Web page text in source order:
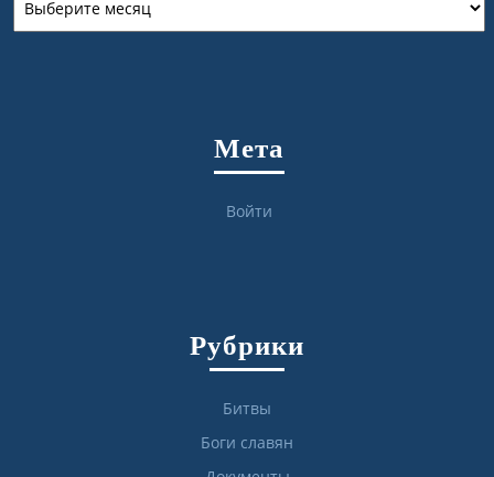
Мета
Войти
Рубрики
Битвы
Боги славян